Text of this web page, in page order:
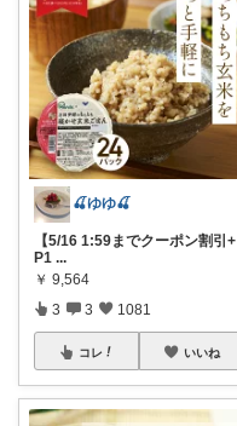
🍒ゆゆ🍒
【5/16 1:59までクーポン割引+
P1 ...
￥ 9,564
3 3 1081
コレ いいね